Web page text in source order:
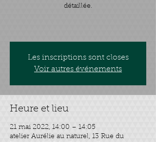
détaillée.
Les inscriptions sont closes
Voir autres événements
Heure et lieu
21 mai 2022, 14:00 – 14:05
atelier Aurélie au naturel, 13 Rue du